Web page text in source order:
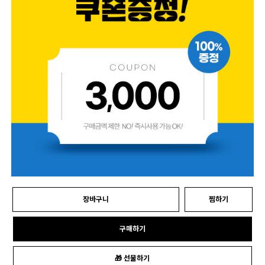
장바구니 찜하기
구매하기
🎁 선물하기